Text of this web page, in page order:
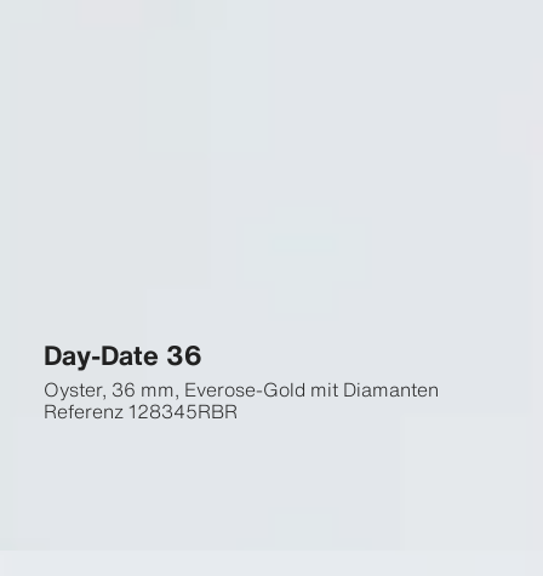
Day-Date 36
Oyster, 36 mm, Everose-Gold mit Diamanten
Referenz128345RBR